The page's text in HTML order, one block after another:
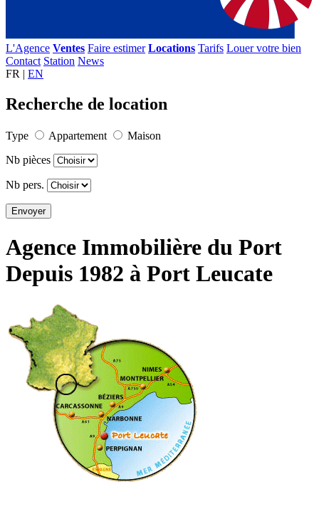
L'Agence Ventes Faire estimer Locations Tarifs Louer votre bien
Contact Station News
FR | EN
Recherche de location
Type Appartement
Maison
Nb pièces
Nb pers.
Agence Immobilière du Port
Depuis 1982 à Port Leucate